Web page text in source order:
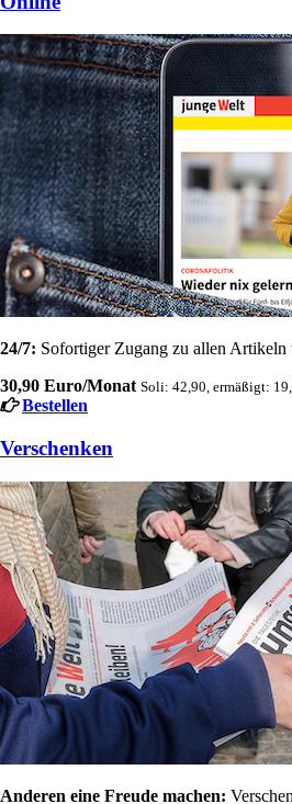
24/7: Sofortiger Zugang zu allen Artikeln
30,90 Euro/Monat Soli: 42,90, ermäßigt:
Bestellen
Verschenken
Anderen eine Freude machen: